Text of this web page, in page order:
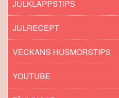
JULKLAPPSTIPS
JULRECEPT
VECKANS HUSMORSTIPS
YOUTUBE